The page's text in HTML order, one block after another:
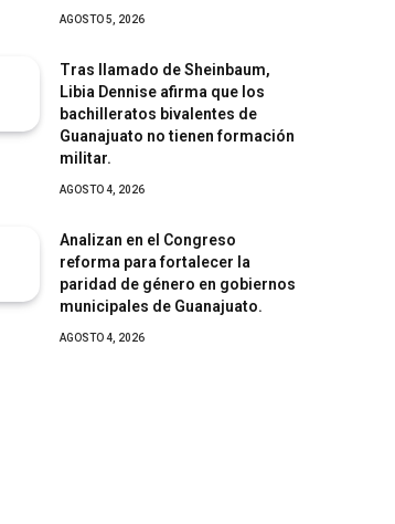
AGOSTO 5, 2026
Tras llamado de Sheinbaum,
Libia Dennise afirma que los
bachilleratos bivalentes de
Guanajuato no tienen formación
militar.
AGOSTO 4, 2026
Analizan en el Congreso
reforma para fortalecer la
paridad de género en gobiernos
municipales de Guanajuato.
AGOSTO 4, 2026